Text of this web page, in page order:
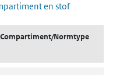
en stof
Compartiment/Normtype